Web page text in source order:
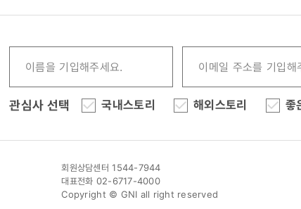
관심사 선택 국내스토리 해외스토리 좋
회원상담센터 1544-7944
대표전화 02-6717-4000
Copyright © GNI all right reserved